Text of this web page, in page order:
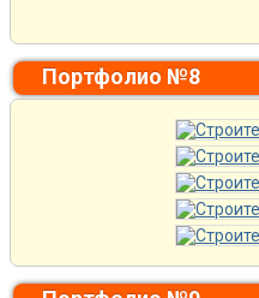
Портфолио №8